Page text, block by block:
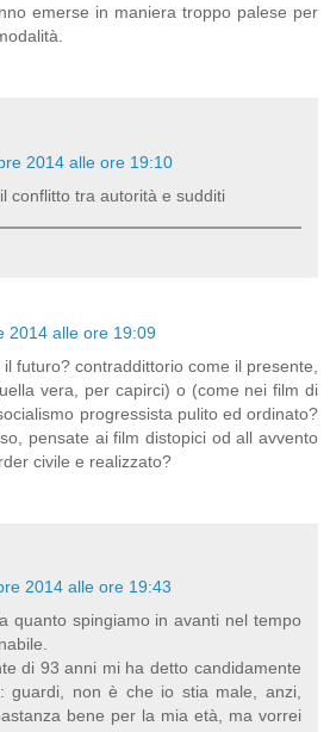
emerse in maniera troppo palese per
2014 alle ore 19:10
conflitto tra autorità e sudditi
2014 alle ore 19:09
futuro? contraddittorio come il presente,
vera, per capirci) o (come nei film di
progressista pulito ed ordinato?
pensate ai film distopici od all avvento
civile e realizzato?
2014 alle ore 19:43
quanto spingiamo in avanti nel tempo
di 93 anni mi ha detto candidamente
guardi, non è che io stia male, anzi,
bene per la mia età, ma vorrei